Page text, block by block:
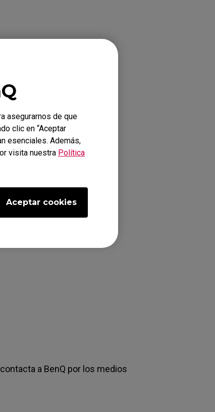
asegurarnos de que
clic en “Aceptar
esenciales. Además,
visita nuestra Política
Aceptar cookies
el programa.
a BenQ por los medios